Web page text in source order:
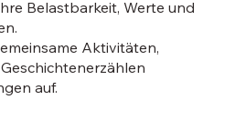
Belastbarkeit, Werte und
Aktivitäten,
auf.